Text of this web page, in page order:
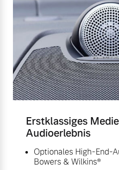
Erstklassiges
Audioerlebnis
Optionales High-End-
Bowers & Wilkins®